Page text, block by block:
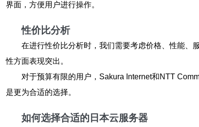
界面，方便用户进行操作。
性价比分析
在进行性价比分析时，我们需要考虑价格、性能、
性方面表现突出。
对于预算有限的用户，Sakura Internet和NTT
是更为合适的选择。
如何选择合适的日本云服务器